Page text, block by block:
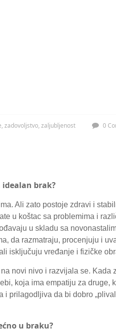
, zadovoljstvo, zaljubljenost 0
brak?
Ali zato postoje zdravi i
u koštac sa problemima i
u skladu sa
da razmatraju, procenjuju i
isključuju vređanje i fizičke
novi nivo i razvijala se. Kada
koja ima empatiju za druge,
prilagodljiva da bi dobro
u braku?